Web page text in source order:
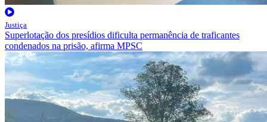
Justiça
Superlotação dos presídios dificulta permanência de traficantes
condenados na prisão, afirma MPSC